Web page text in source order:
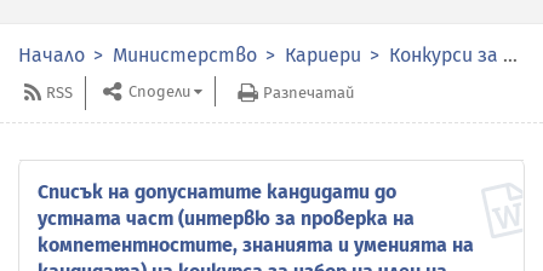
Начало Министерство Кариери Конкурси за избор на членове на органите за управление и контрол в публичните предприятия
RSS Сподели Разпечатай
Списък на допуснатите кандидати до
устната част (интервю за проверка на
компетентностите, знанията и уменията на